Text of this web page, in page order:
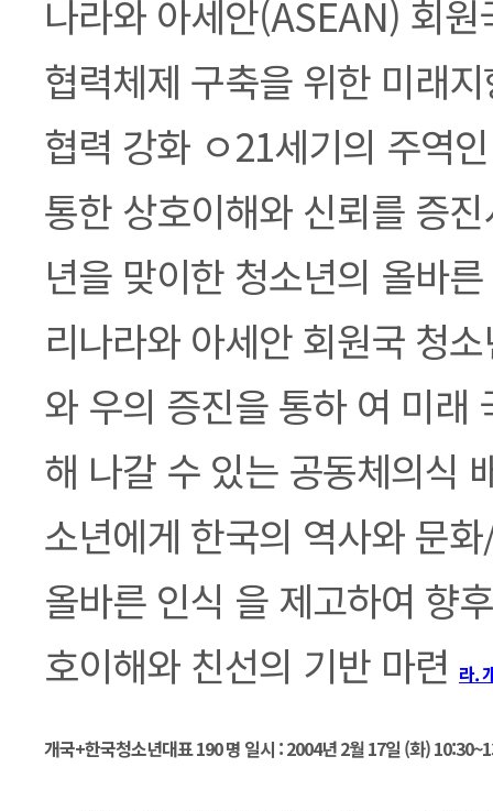
나라와 아세안(ASEAN) 회
협력체제 구축을 위한 미래
협력 강화 ㅇ21세기의 주역
통한 상호이해와 신뢰를 증
년을 맞이한 청소년의 올바
리나라와 아세안 회원국 청
와 우의 증진을 통하 여 미래
해 나갈 수 있는 공동체의식
소년에게 한국의 역사와 문
올바른 인식 을 제고하여 향
호이해와 친선의 기반 마련 라.
개국+한국청소년대표 190 명 일시 : 2004년 2월 17일 (화)